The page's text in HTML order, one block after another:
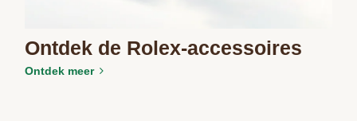
Ontdek de Rolex-accessoires
Ontdek meer